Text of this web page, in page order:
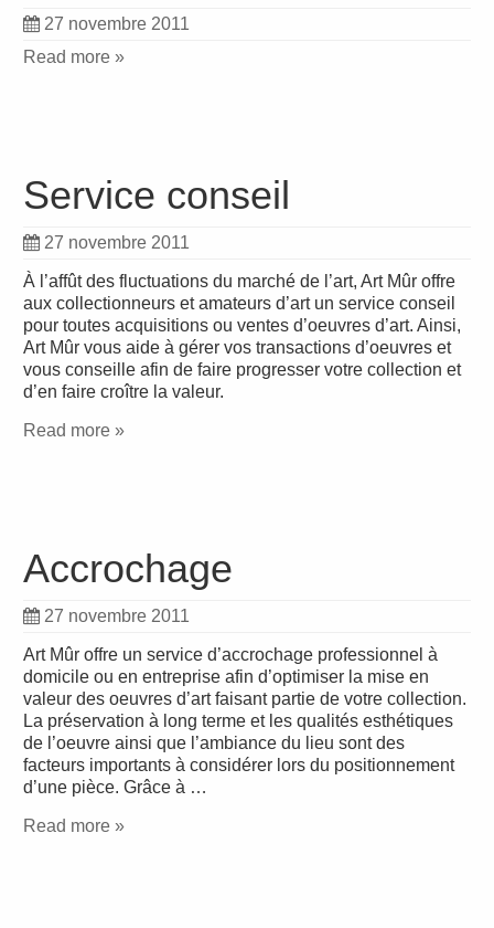
27 novembre 2011
Read more »
Service conseil
27 novembre 2011
À l’affût des fluctuations du marché de l’art, Art Mûr offre
aux collectionneurs et amateurs d’art un service conseil
pour toutes acquisitions ou ventes d’oeuvres d’art. Ainsi,
Art Mûr vous aide à gérer vos transactions d’oeuvres et
vous conseille afin de faire progresser votre collection et
d’en faire croître la valeur.
Read more »
Accrochage
27 novembre 2011
Art Mûr offre un service d’accrochage professionnel à
domicile ou en entreprise afin d’optimiser la mise en
valeur des oeuvres d’art faisant partie de votre collection.
La préservation à long terme et les qualités esthétiques
de l’oeuvre ainsi que l’ambiance du lieu sont des
facteurs importants à considérer lors du positionnement
d’une pièce. Grâce à …
Read more »